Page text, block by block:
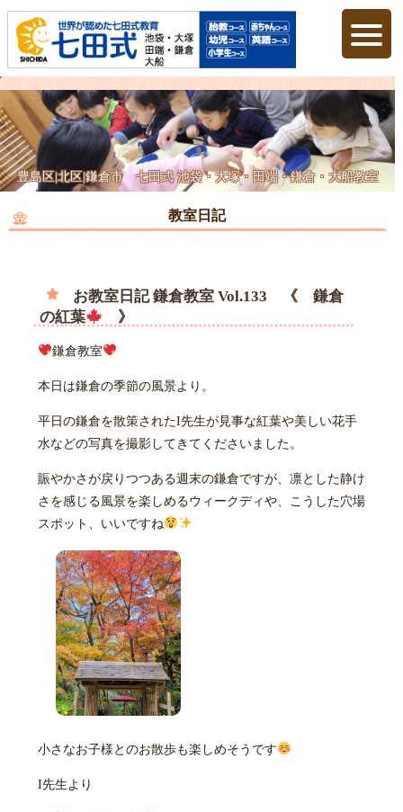
豊島区|北区|鎌倉市 七田式 池袋・大塚・田端・鎌倉・大船教室
教室日記
お教室日記 鎌倉教室 Vol.133 《 鎌倉
の紅葉
》
鎌倉教室
本日は鎌倉の季節の風景より。
平日の鎌倉を散策されたI先生が見事な紅葉や美しい花手
水などの写真を撮影してきてくださいました。
賑やかさが戻りつつある週末の鎌倉ですが、凛とした静け
さを感じる風景を楽しめるウィークディや、こうした穴場
スポット、いいですね
小さなお子様とのお散歩も楽しめそうです
I先生より